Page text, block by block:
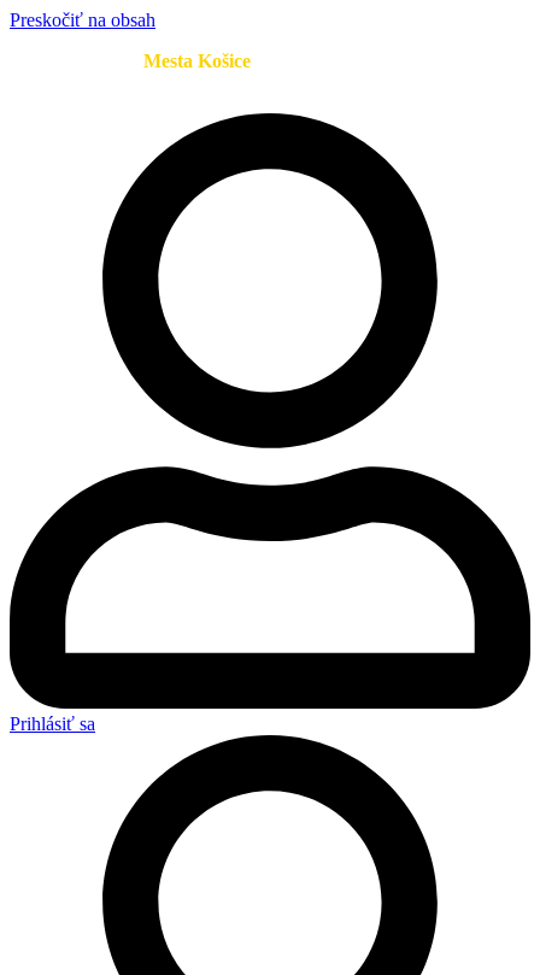
Preskočiť na obsah
Mesta Košice
Prihlásiť sa